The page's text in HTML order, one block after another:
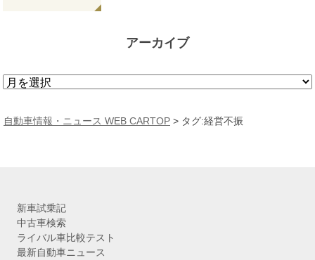
アーカイブ
ア
カ
自動車情報・ニュース WEB CARTOP > タグ:経営不振
新車試乗記
中古車検索
ライバル車比較テスト
最新自動車ニュース